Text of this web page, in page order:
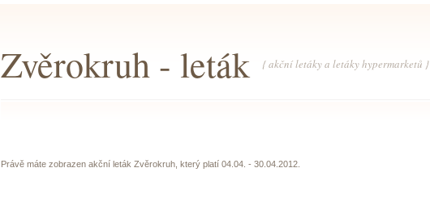
Zvěrokruh - leták { akční letáky a letáky hypermarketů }
Právě máte zobrazen akční leták Zvěrokruh, který platí 04.04. - 30.04.2012.